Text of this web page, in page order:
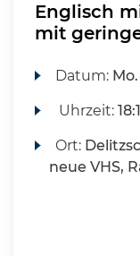
Englisch
mit
Datum: Mo.
Uhrzeit:
Ort:
neue VHS,